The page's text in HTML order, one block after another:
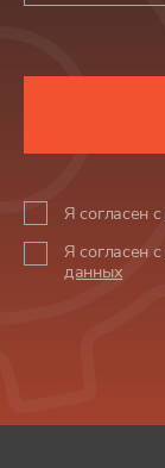
Я согласен с
Я согласен с
данных